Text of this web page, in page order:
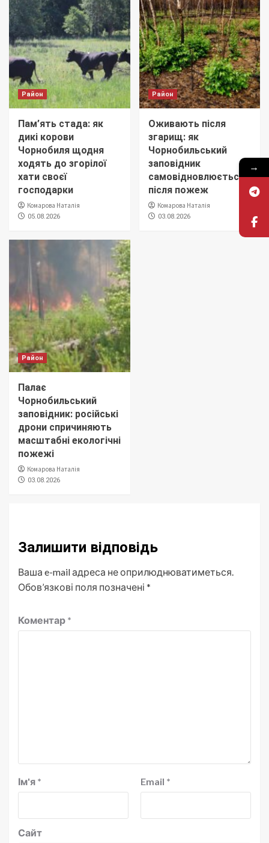
Район
Пам’ять стада: як
дикі корови
Чорнобиля щодня
ходять до згорілої
хати своєї
господарки
Комарова Наталія
05.08.2026
Район
Оживають після
згарищ: як
Чорнобильський
заповідник
самовідновлюється
після пожеж
Комарова Наталія
03.08.2026
Район
Палає
Чорнобильський
заповідник: російські
дрони спричиняють
масштабні екологічні
пожежі
Комарова Наталія
03.08.2026
Залишити відповідь
Ваша e-mail адреса не оприлюднюватиметься.
Обов’язкові поля позначені *
Коментар *
Ім'я * Email *
Сайт
→